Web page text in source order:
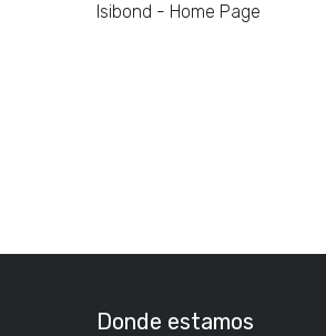
Isibond - Home Page
Donde estamos